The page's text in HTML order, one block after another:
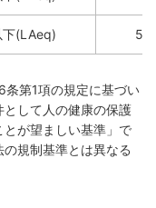
(LAeq) 50
第1項の規定に基づい
して人の健康の保護
が望ましい基準」で
規制基準とは異なる